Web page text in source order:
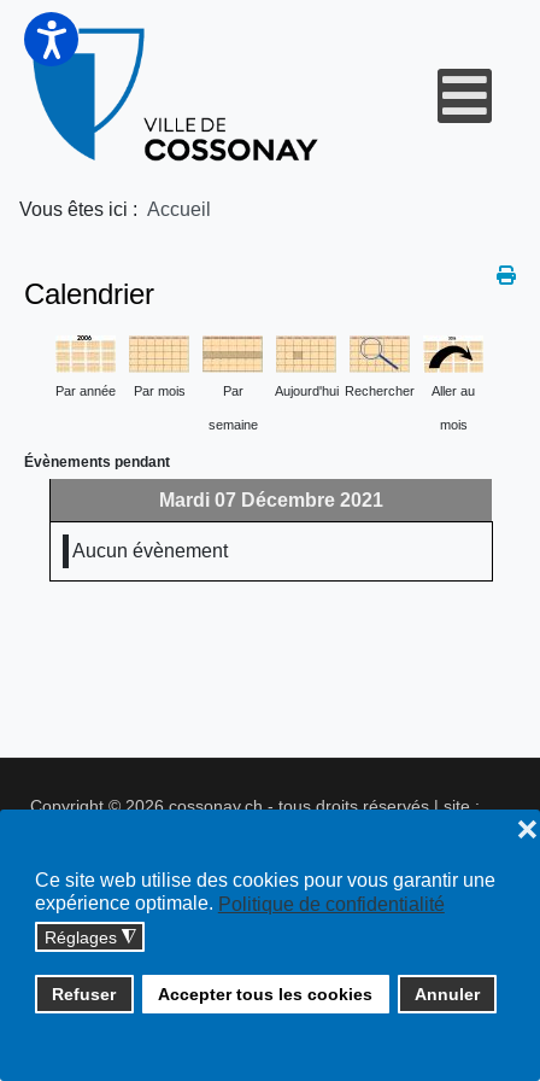
Ce site web utilise des cookies pour vous garantir une
expérience optimale. Politique de confidentialité
Réglages ◮
Refuser Accepter tous les cookies Annuler
❌
Vous êtes ici : Accueil
Calendrier
Par année Par mois Par
semaine
Aujourd'hui Rechercher Aller au
mois
Évènements pendant
Mardi 07 Décembre 2021
Aucun évènement
Copyright © 2026 cossonay.ch - tous droits réservés | site :
Plan du site